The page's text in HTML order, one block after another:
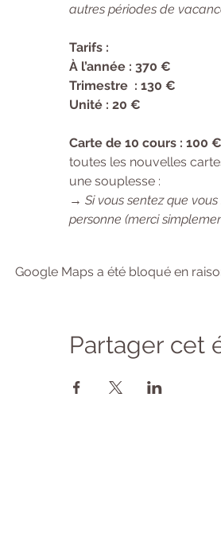
autres périodes de
Tarifs :
À l’année : 370 €
Trimestre  : 130 €
Unité : 20 €
Carte de 10 cours : 100 €
toutes les nouvelles
une souplesse :
→ Si vous sentez que
personne (merci
Google Maps a été bloqué en
Partager cet